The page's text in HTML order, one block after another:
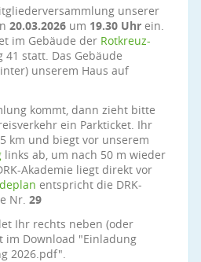
unserer
20.03.2026 um 19.30 Uhr ein.
im Gebäude der Rotkreuz-
41 statt. Das Gebäude
unserem Haus auf
kommt, dann zieht bitte
ein Parkticket. Ihr
km und biegt vor unserem
links ab, um nach 50 m wieder
Akademie liegt direkt vor
entspricht die DRK-
Nr. 29
Ihr rechts neben (oder
im Download "Einladung
2026.pdf".